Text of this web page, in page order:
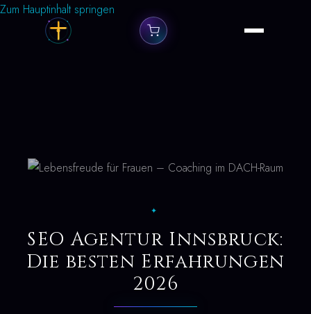
Zum Hauptinhalt springen
✦
SEO Agentur Innsbruck:
Die besten Erfahrungen
2026